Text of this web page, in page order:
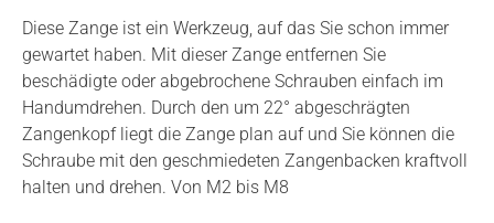
Diese Zange ist ein Werkzeug, auf das Sie schon immer
gewartet haben. Mit dieser Zange entfernen Sie
beschädigte oder abgebrochene Schrauben einfach im
Handumdrehen. Durch den um 22° abgeschrägten
Zangenkopf liegt die Zange plan auf und Sie können die
Schraube mit den geschmiedeten Zangenbacken kraftvoll
halten und drehen. Von M2 bis M8